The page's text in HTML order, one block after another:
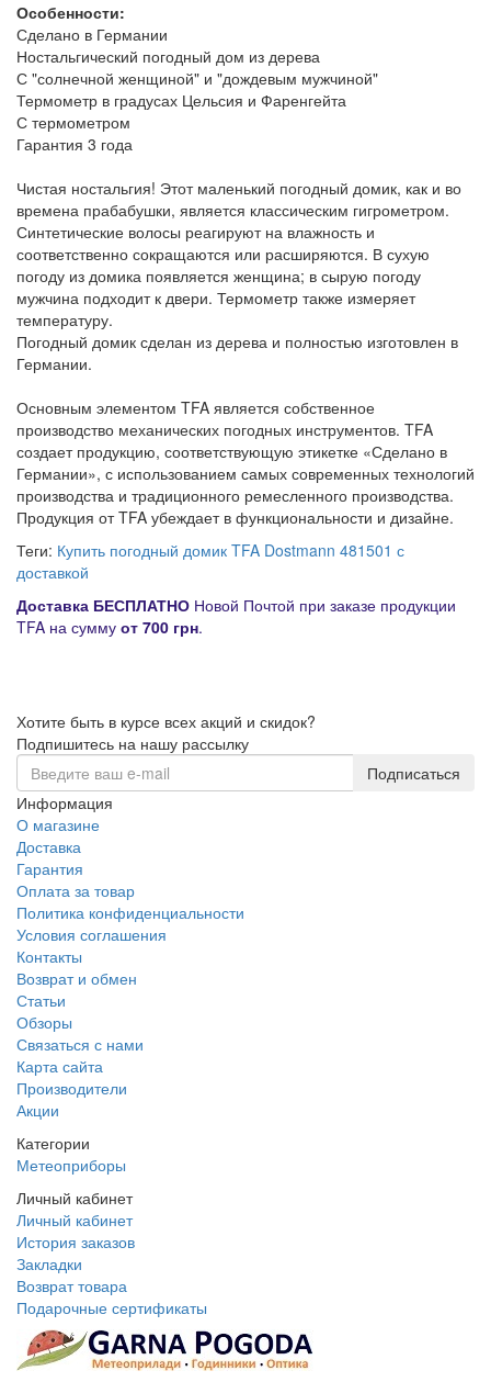
Особенности:
Сделано в Германии
Ностальгический погодный дом из дерева
С "солнечной женщиной" и "дождевым мужчиной"
Термометр в градусах Цельсия и Фаренгейта
С термометром
Гарантия 3 года
Чистая ностальгия! Этот маленький погодный домик, как и во
времена прабабушки, является классическим гигрометром.
Синтетические волосы реагируют на влажность и
соответственно сокращаются или расширяются. В сухую
погоду из домика появляется женщина; в сырую погоду
мужчина подходит к двери. Термометр также измеряет
температуру.
Погодный домик сделан из дерева и полностью изготовлен в
Германии.
Основным элементом TFA является собственное
производство механических погодных инструментов. TFA
создает продукцию, соответствующую этикетке «Сделано в
Германии», с использованием самых современных технологий
производства и традиционного ремесленного производства.
Продукция от TFA убеждает в функциональности и дизайне.
Теги: Купить погодный домик TFA Dostmann 481501 с
доставкой
Доставка БЕСПЛАТНО Новой Почтой при заказе продукции
TFA на сумму от 700 грн.
Хотите быть в курсе всех акций и скидок?
Подпишитесь на нашу рассылку
Подписаться
Информация
О магазине
Доставка
Гарантия
Оплата за товар
Политика конфиденциальности
Условия соглашения
Контакты
Возврат и обмен
Статьи
Обзоры
Связаться с нами
Карта сайта
Производители
Акции
Категории
Метеоприборы
Личный кабинет
Личный кабинет
История заказов
Закладки
Возврат товара
Подарочные сертификаты